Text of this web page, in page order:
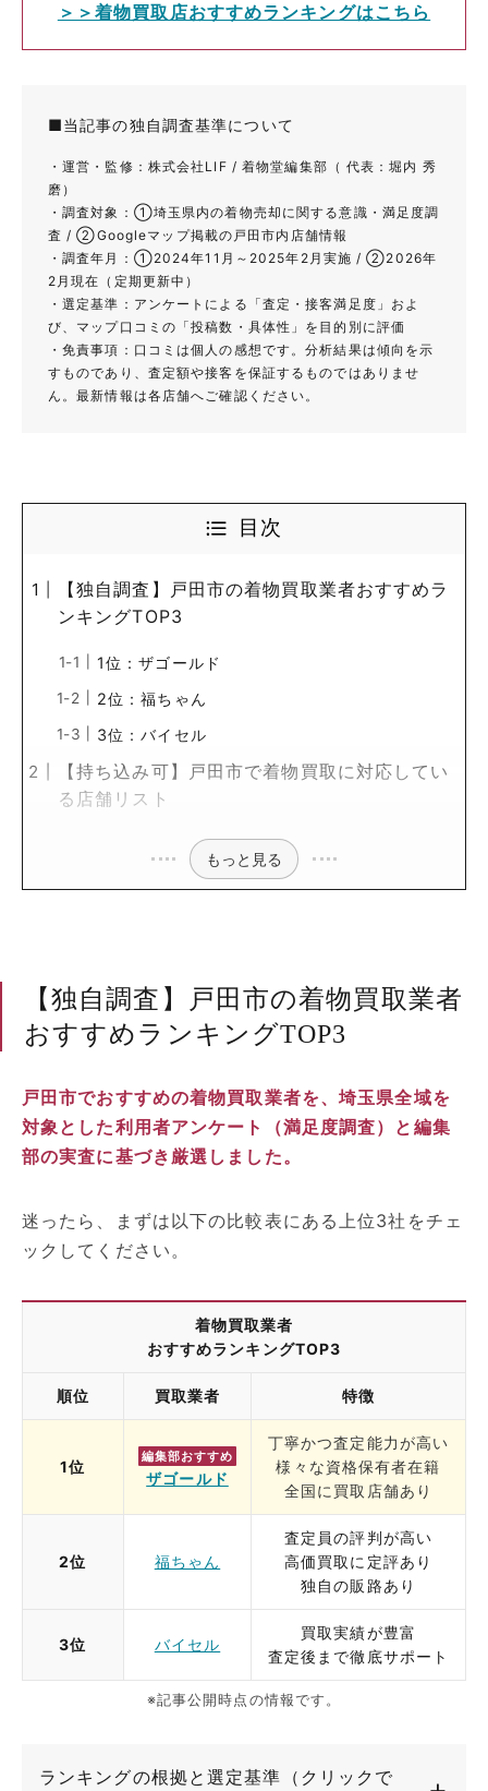
＞＞着物買取店おすすめランキングはこちら
■当記事の独自調査基準について
・運営・監修：株式会社LIF / 着物堂編集部（ 代表：堀内 秀
磨）
・調査対象：①埼玉県内の着物売却に関する意識・満足度調
査 / ②Googleマップ掲載の戸田市内店舗情報
・調査年月：①2024年11月～2025年2月実施 / ②2026年
2月現在（定期更新中）
・選定基準：アンケートによる「査定・接客満足度」およ
び、マップ口コミの「投稿数・具体性」を目的別に評価
・免責事項：口コミは個人の感想です。分析結果は傾向を示
すものであり、査定額や接客を保証するものではありませ
ん。最新情報は各店舗へご確認ください。
目次
【独自調査】戸田市の着物買取業者おすすめラ
ンキングTOP3
1位：ザゴールド
2位：福ちゃん
3位：バイセル
【持ち込み可】戸田市で着物買取に対応してい
る店舗リスト
もっと見る
【独自調査】戸田市の着物買取業者
おすすめランキングTOP3
戸田市でおすすめの着物買取業者を、埼玉県全域を
対象とした利用者アンケート（満足度調査）と編集
部の実査に基づき厳選しました。
迷ったら、まずは以下の比較表にある上位3社をチェ
ックしてください。
着物買取業者
おすすめランキングTOP3
順位 買取業者 特徴
1位
編集部おすすめ
ザゴールド
丁寧かつ査定能力が高い
様々な資格保有者在籍
全国に買取店舗あり
2位 福ちゃん
査定員の評判が高い
高価買取に定評あり
独自の販路あり
3位 バイセル
買取実績が豊富
査定後まで徹底サポート
※記事公開時点の情報です。
ランキングの根拠と選定基準（クリックで